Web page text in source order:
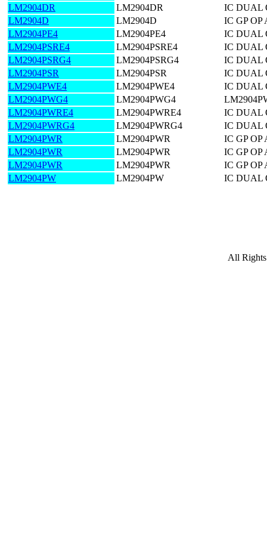
LM2904DR
LM2904DR
IC DUAL
LM2904D
LM2904D
IC GP OP
LM2904PE4
LM2904PE4
IC DUAL
LM2904PSRE4
LM2904PSRE4
IC DUAL
LM2904PSRG4
LM2904PSRG4
IC DUAL
LM2904PSR
LM2904PSR
IC DUAL
LM2904PWE4
LM2904PWE4
IC DUAL
LM2904PWG4
LM2904PWG4
LM2904PWRE4
LM2904PWRE4
IC DUAL
LM2904PWRG4
LM2904PWRG4
IC DUAL
LM2904PWR
LM2904PWR
IC GP OP
LM2904PWR
LM2904PWR
IC GP OP
LM2904PWR
LM2904PWR
IC GP OP
LM2904PW
LM2904PW IC DUAL
All Rights